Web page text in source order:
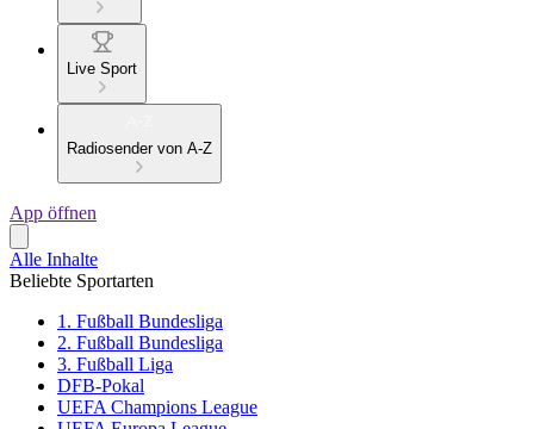
Live Sport
Radiosender von A-Z
App öffnen
Alle Inhalte
Beliebte Sportarten
1. Fußball Bundesliga
2. Fußball Bundesliga
3. Fußball Liga
DFB-Pokal
UEFA Champions League